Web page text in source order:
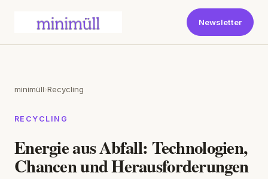
Newsletter
minimüll›Recycling
RECYCLING
Energie aus Abfall: Technologien,
Chancen und Herausforderungen